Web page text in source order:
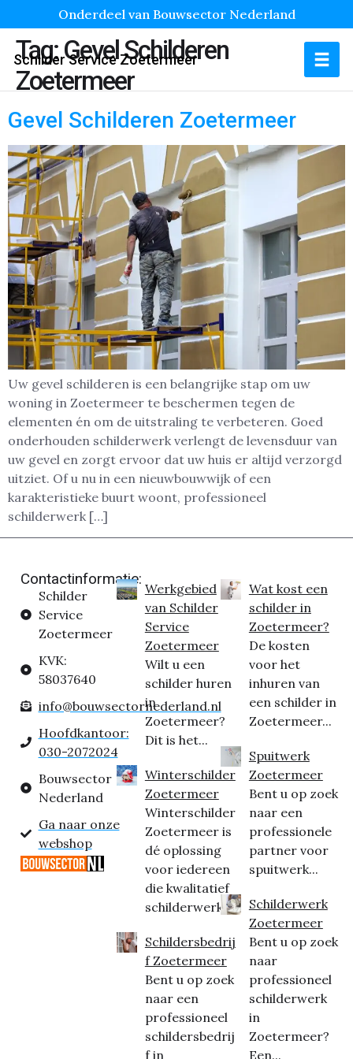
Onderdeel van Bouwsector Nederland
Schilder Service Zoetermeer
Tag:Gevel Schilderen
Zoetermeer
Gevel Schilderen Zoetermeer
Uw gevel schilderen is een belangrijke stap om uw
woning in Zoetermeer te beschermen tegen de
elementen én om de uitstraling te verbeteren. Goed
onderhouden schilderwerk verlengt de levensduur van
uw gevel en zorgt ervoor dat uw huis er altijd verzorgd
uitziet. Of u nu in een nieuwbouwwijk of een
karakteristieke buurt woont, professioneel
schilderwerk […]
Contactinformatie:
Schilder
Service
Zoetermeer
KVK:
58037640
info@bouwsectornederland.nl
Hoofdkantoor:
030-2072024
Bouwsector
Nederland
Ga naar onze
webshop
Werkgebied
van Schilder
Service
Zoetermeer
Wilt u een
schilder huren
in
Zoetermeer?
Dit is het...
Winterschilder
Zoetermeer
Winterschilder
Zoetermeer is
dé oplossing
voor iedereen
die kwalitatief
schilderwerk...
Schildersbedrij
f Zoetermeer
Bent u op zoek
naar een
professioneel
schildersbedrij
f in
Wat kost een
schilder in
Zoetermeer?
De kosten
voor het
inhuren van
een schilder in
Zoetermeer...
Spuitwerk
Zoetermeer
Bent u op zoek
naar een
professionele
partner voor
spuitwerk...
Schilderwerk
Zoetermeer
Bent u op zoek
naar
professioneel
schilderwerk
in
Zoetermeer?
Een...